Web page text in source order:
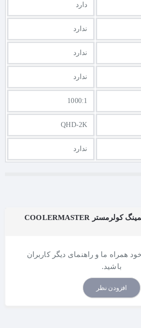
دارد
ندارد
ندارد
ندارد
1000:1
QHD-2K
ندارد
نظرات برای مانیتور گیمینگ کولرمستر COOLERMASTER
همراه ما و راهنمای دیگر کاربران
باشید.
افزودن نظر